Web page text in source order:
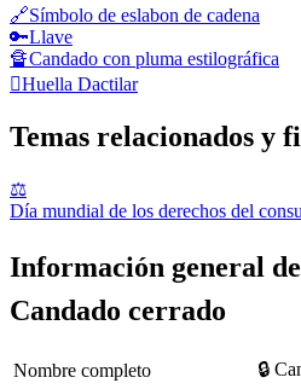
🔗Símbolo de eslabon de cadena
🔑Llave
🔏Candado con pluma estilográfica
🫆Huella Dactilar
Temas relacionados y
⚖️
Día mundial de los derechos del
Información general
Candado cerrado
Nombre completo
🔒